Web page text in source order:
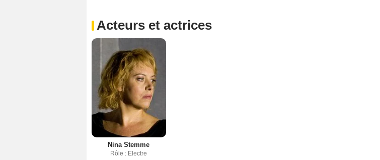
Acteurs et actrices
Nina Stemme
Rôle : Electre